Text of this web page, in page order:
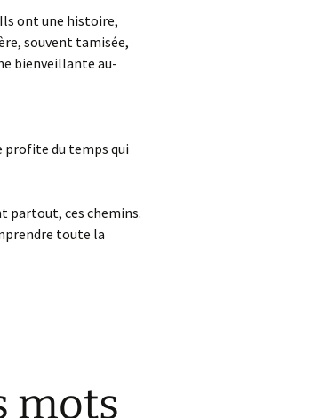
ont une histoire,
souvent tamisée,
bienveillante au-
profite du temps qui
partout, ces chemins.
toute la
mots